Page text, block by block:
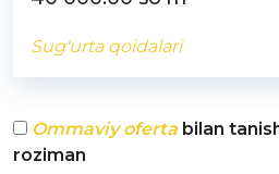
Sug'urta qoidalari
Ommaviy oferta bilan
roziman